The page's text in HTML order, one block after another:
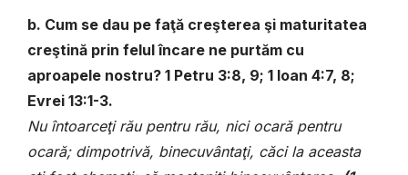
b. Cum se dau pe faţă creşterea şi maturitatea
creştină prin felul încare ne purtăm cu
aproapele nostru? 1 Petru 3:8, 9; 1 Ioan 4:7, 8;
Evrei 13:1-3.
Nu întoarceţi rău pentru rău, nici ocară pentru
ocară; dimpotrivă, binecuvântaţi, căci la aceasta